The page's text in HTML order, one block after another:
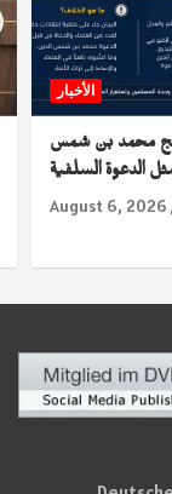
الأخبار
محمد بن شمس
الدعوة السلفية
August 6, 2026